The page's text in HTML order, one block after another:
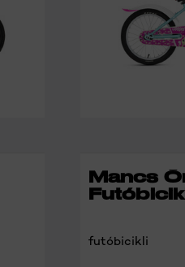
Mancs
futóbicikli